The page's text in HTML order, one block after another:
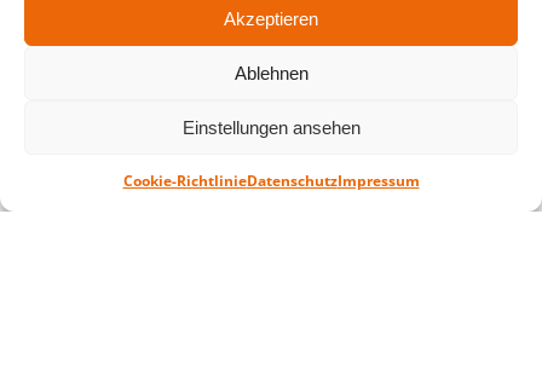
Akzeptieren
Ablehnen
Einstellungen ansehen
Cookie-RichtlinieDatenschutzImpressum
QUARTERBACK Immobilien ARENA
Am Sportforum 2, 04105 Leipzig
Nahverkehr: Straßenbahn Linien 3, 4, 7, 8, 15
Parken ist während des Ticketkaufs möglich.